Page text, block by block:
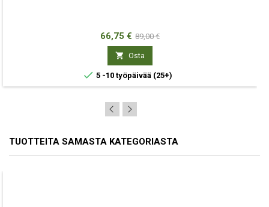
Hinta
66,75 € Normaali
hinta
89,00 €
 Osta
 5 -10 työpäivää (25+)
TUOTTEITA SAMASTA KATEGORIASTA